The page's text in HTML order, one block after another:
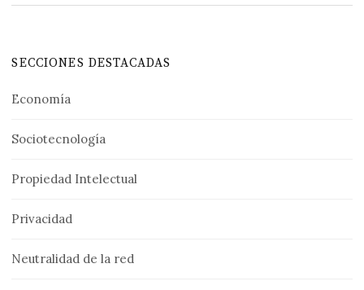
SECCIONES DESTACADAS
Economía
Sociotecnología
Propiedad Intelectual
Privacidad
Neutralidad de la red